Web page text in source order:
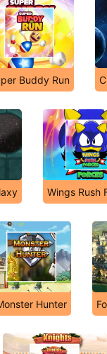
Buddy Run
Wings Rush
Hunter